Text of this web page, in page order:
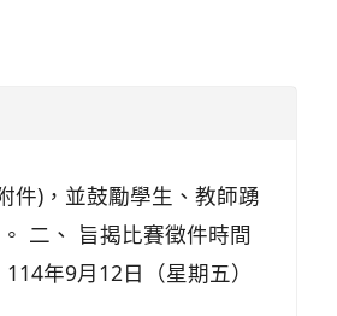
件)，並鼓勵學生、教師踴
二、 旨揭比賽徵件時間
年9月12日（星期五）